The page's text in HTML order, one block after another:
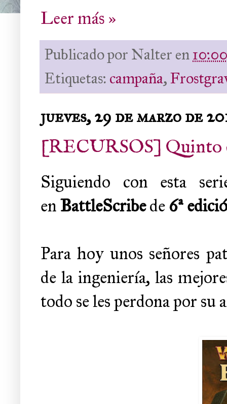
Leer más »
Publicado por Nalteren10:00
Etiquetas: campaña,
jueves, 29 de marzo de
[RECURSOS] Quinto
Siguiendo con esta
enBattleScribede6ª
Para hoy unos señores
de la ingeniería, las
todo se les perdona por su